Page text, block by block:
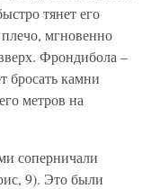
тянет его
мгновенно
Фрондибола –
бросать камни
метров на
соперничали
9). Это были